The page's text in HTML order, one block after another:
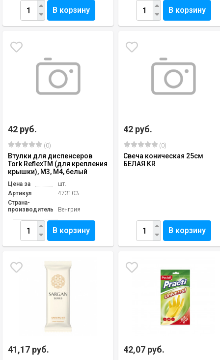
В корзину В корзину
42 руб.
(0)
Втулки для диспенсеров
Tork ReflexTM (для крепления
крышки), М3, М4, белый
Цена за
шт.
Артикул
473103
Страна-
производитель
Венгрия
В корзину
42 руб.
(0)
Свеча коническая 25см
БЕЛАЯ KR
В корзину
41,17 руб. 42,07 руб.